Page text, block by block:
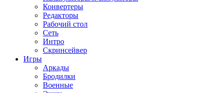
Конвертеры
Редакторы
Рабочий стол
Сеть
Интро
Скринсейвер
Игры
Аркады
Бродилки
Военные